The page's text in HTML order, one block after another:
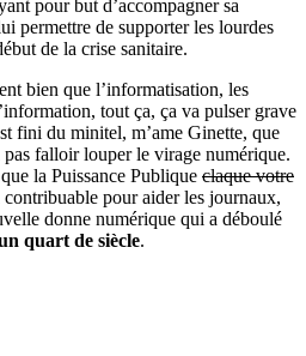
pour but d’accompagner sa
permettre de supporter les lourdes
de la crise sanitaire.
bien que l’informatisation, les
tout ça, ça va pulser grave
fini du minitel, m’ame Ginette, que
falloir louper le virage numérique.
la Puissance Publique claque votre
contribuable pour aider les journaux,
donne numérique qui a déboulé
quart de siècle.